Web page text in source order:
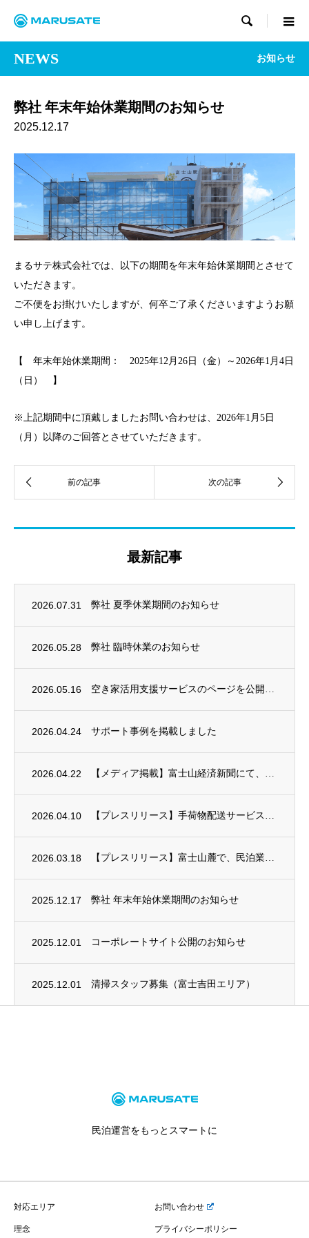

NEWS お知らせ
弊社 年末年始休業期間のお知らせ
2025.12.17
まるサテ株式会社では、以下の期間を年末年始休業期間とさせて
いただきます。
ご不便をお掛けいたしますが、何卒ご了承くださいますようお願
い申し上げます。
【 年末年始休業期間： 2025年12月26日（金）～2026年1月4日
（日） 】
※上記期間中に頂戴しましたお問い合わせは、2026年1月5日
（月）以降のご回答とさせていただきます。
最新記事
2026.07.31 弊社 夏季休業期間のお知らせ
2026.05.28 弊社 臨時休業のお知らせ
2026.05.16 空き家活用支援サービスのページを公開しました
2026.04.24 サポート事例を掲載しました
2026.04.22 【メディア掲載】富士山経済新聞にて、手荷物配送サービス「TEBURA FUJIYAMA...
2026.04.10 【プレスリリース】手荷物配送サービス「TEBURA FUJIYAMA」を2026年4月...
2026.03.18 【プレスリリース】富士山麓で、民泊業をアップデートする「まるサテ株式会社」、誕生
2025.12.17 弊社 年末年始休業期間のお知らせ
2025.12.01 コーポレートサイト公開のお知らせ
2025.12.01 清掃スタッフ募集（富士吉田エリア）
民泊運営をもっとスマートに
対応エリア お問い合わせ
理念 プライバシーポリシー